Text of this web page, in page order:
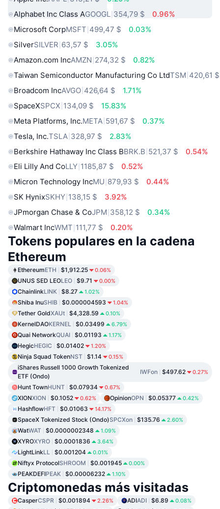
Alphabet Inc Class AGOOGL 354,79 $
0.96%
Microsoft CorpMSFT 499,47 $
0.03%
SilverSILVER 63,57 $
3.05%
Amazon.com IncAMZN 274,32 $
0.82%
Taiwan Semiconductor Manufacturing Co LtdTSM 420,61 $
Broadcom IncAVGO 426,64 $
1.71%
SpaceXSPCX 134,09 $
15.83%
Meta Platforms, Inc.META 591,67 $
0.37%
Tesla, Inc.TSLA 328,97 $
2.83%
Berkshire Hathaway Inc Class BBRK.B 521,37 $
0.54%
Eli Lilly And CoLLY 1185,87 $
0.52%
Micron Technology IncMU 879,93 $
0.44%
SK HynixSKHY 138,15 $
3.92%
JPmorgan Chase & CoJPM 358,12 $
0.34%
Walmart IncWMT 111,77 $ 0.20%
Tokens populares en la cadena
Ethereum
EthereumETH $1,912.25 0.06%
UNUS SED LEOLEO $9.71 0.00%
ChainlinkLINK $8.27 1.02%
Shiba InuSHIB $0.000004593 1.04%
Tether GoldXAUt $4,328.59 0.10%
KernelDAOKERNEL $0.03499 6.79%
Quai NetworkQUAI $0.01193 1.17%
HegicHEGIC $0.01402 1.20%
Ninja Squad TokenNST $1.14 0.15%
iShares Russell 1000 Growth Tokenized
ETF (Ondo)
IWFon $497.62 0.27%
Hunt TownHUNT $0.07934 0.67%
XIONXION $0.1052 0.62% OpinionOPN $0.05377 0.42%
HashflowHFT $0.01063 14.17%
SpaceX Tokenized Stock (Ondo)SPCXon $135.76 2.60%
WatWAT $0.0000002348 1.09%
XYROXYRO $0.0001836 3.64%
LightLinkLL $0.001204 0.01%
Niftyx ProtocolSHROOM $0.001945 0.00%
PEAKDEFIPEAK $0.00006232 1.10%
Criptomonedas más visitadas
CasperCSPR $0.001894 2.26% ADIADI $6.89 0.08%